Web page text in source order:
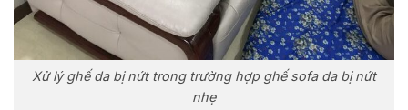
Xử lý ghế da bị nứt trong trường hợp ghế sofa da bị nứt
nhẹ